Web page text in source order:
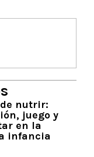
nutrir:
juego y
en la
infancia